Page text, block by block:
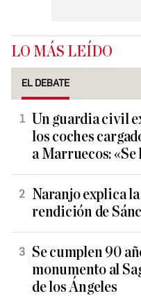
LO MÁS LEÍDO
EL DEBATE
Un guardia civil
los coches
a Marruecos: «Se
Naranjo explica
rendición de
Se cumplen 90
monumento al
de los Ángeles